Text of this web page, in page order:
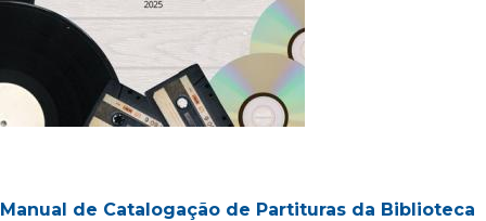
Manual de Catalogação de Partituras da Biblioteca